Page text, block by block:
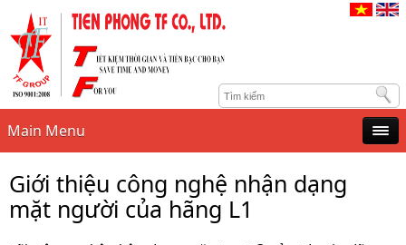
Main Menu
Giới thiệu công nghệ nhận dạng
mặt người của hãng L1